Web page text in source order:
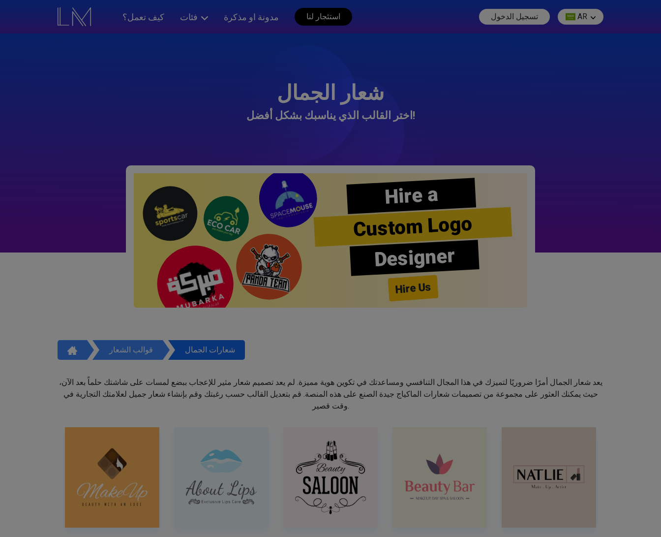
كيف تعمل؟ فئات مدونة او مذكرة استئجار لنا تسجيل الدخول AR
شعار الجمال
اختر القالب الذي يناسبك بشكل أفضل!
Hire a
Custom Logo
Designer
Hire Us
قوالب الشعار شعارات الجمال
يعد شعار الجمال أمرًا ضروريًا لتميزك في هذا المجال التنافسي ومساعدتك في تكوين هوية مميزة. لم يعد تصميم شعار مثير للإعجاب ببضع لمسات على شاشتك حلماً بعد الآن،
حيث يمكنك العثور على مجموعة من تصميمات شعارات الماكياج جيدة الصنع على هذه المنصة. قم بتعديل القالب حسب رغبتك وقم بإنشاء شعار جميل لعلامتك التجارية في
وقت قصير.